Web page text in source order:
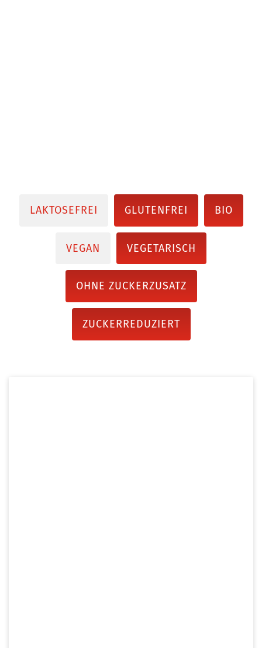
LAKTOSEFREI GLUTENFREI BIO
VEGAN VEGETARISCH
OHNE ZUCKERZUSATZ
ZUCKERREDUZIERT